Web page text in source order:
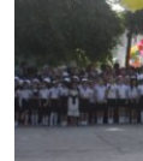
Русский
ПАЙГИРӢ КУНЕД